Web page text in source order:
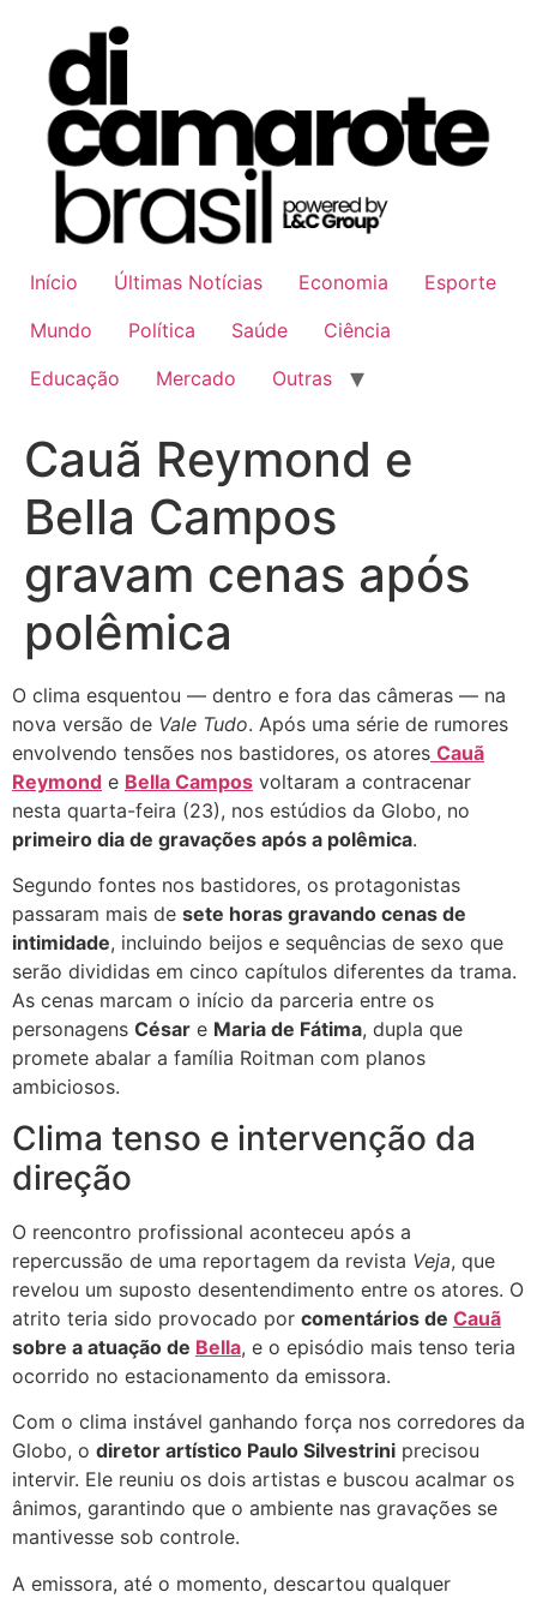
conteúdo
Início Últimas Notícias Economia
Esporte
Mundo
Política Saúde
Ciência
Educação
Mercado Outras
Cauã Reymond e
Bella Campos
gravam cenas após
polêmica
O clima esquentou — dentro e fora das câmeras — na
nova versão de Vale Tudo. Após uma série de rumores
envolvendo tensões nos bastidores, os atores Cauã
Reymond e Bella Campos voltaram a contracenar
nesta quarta-feira (23), nos estúdios da Globo, no
primeiro dia de gravações após a polêmica.
Segundo fontes nos bastidores, os protagonistas
passaram mais de sete horas gravando cenas de
intimidade, incluindo beijos e sequências de sexo que
serão divididas em cinco capítulos diferentes da trama.
As cenas marcam o início da parceria entre os
personagens César e Maria de Fátima, dupla que
promete abalar a família Roitman com planos
ambiciosos.
Clima tenso e intervenção da
direção
O reencontro profissional aconteceu após a
repercussão de uma reportagem da revista Veja, que
revelou um suposto desentendimento entre os atores. O
atrito teria sido provocado por comentários de Cauã
sobre a atuação de Bella, e o episódio mais tenso teria
ocorrido no estacionamento da emissora.
Com o clima instável ganhando força nos corredores da
Globo, o diretor artístico Paulo Silvestrini precisou
intervir. Ele reuniu os dois artistas e buscou acalmar os
ânimos, garantindo que o ambiente nas gravações se
mantivesse sob controle.
A emissora, até o momento, descartou qualquer